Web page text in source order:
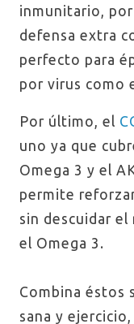
inmunitario,
defensa extra
perfecto para
por virus como
Por último, el
uno ya que
Omega 3 y el
permite
sin descuidar
el Omega 3.
Combina éstos
sana y